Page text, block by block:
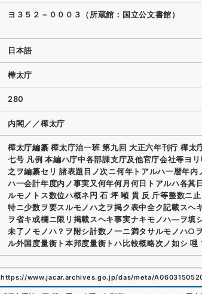
ヨ３５２－０００３（所蔵館：国立公文書館）
日本語
樺太庁
280
内閣／／樺太庁
樺太庁編纂 樺太庁治一班 第九回 大正六年刊行 樺太
七号 凡例 本編ハ庁中各部課支庁及他官庁会社等ヨ
之ヲ編纂セリ 諸表題目ノ次ニ何年トアルハ一暦年内
ハ一会計年度内ノ事実又何年何月何日トアルハ各其
ルモノトス数位ハ概ネ円 石 坪 噸 貫 反 斤等整数ニ
特ニ少数ヲ要スルモノハ之ヲ掲ク表中全ク記載スヘ
ヲ省キ或欄ニ限リ掲載スヘキ事実ナキモノハ―ヲ填
未了ノモノハ？ヲ附シ計数ノ一ニ満タサルモノハ○
ル外国度量衡ト本邦度量衡トハ比較概略次ノ如シ 哩
https://www.jacar.archives.go.jp/das/meta/